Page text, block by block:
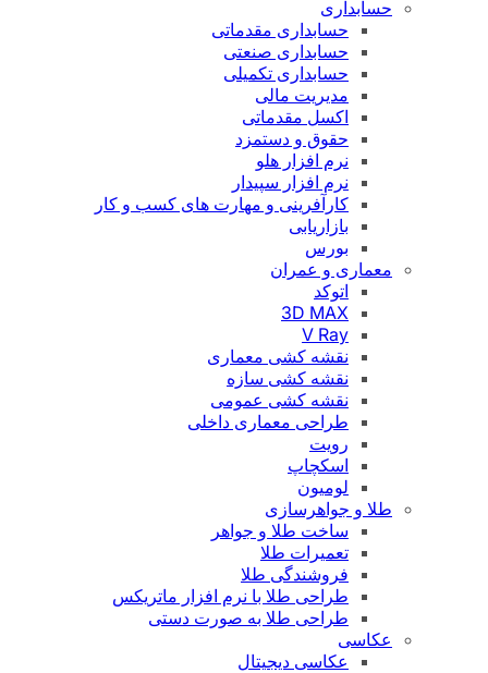
حسابداری
حسابداری مقدماتی
حسابداری صنعتی
حسابداری تکمیلی
مدیریت مالی
اکسل مقدماتی
حقوق و دستمزد
نرم افزار هلو
نرم افزار سپیدار
کارآفرینی و مهارت های کسب و کار
بازاریابی
بورس
معماری و عمران
اتوکد
3D MAX
V Ray
نقشه کشی معماری
نقشه کشی سازه
نقشه کشی عمومی
طراحی معماری داخلی
رویت
اسکچاپ
لومیون
طلا و جواهرسازی
ساخت طلا و جواهر
تعمیرات طلا
فروشندگی طلا
طراحی طلا با نرم افزار ماتریکس
طراحی طلا به صورت دستی
عکاسی
عکاسی دیجیتال